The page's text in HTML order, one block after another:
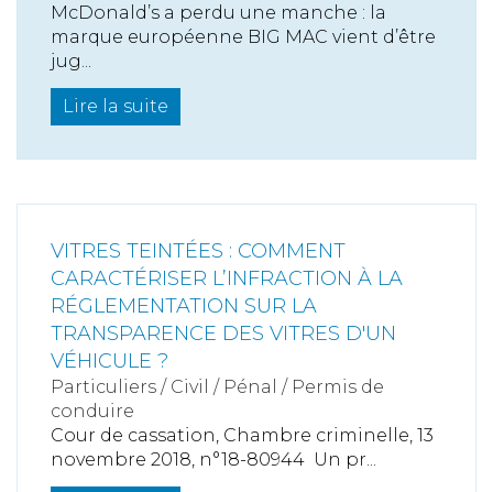
McDonald’s a perdu une manche : la
marque européenne BIG MAC vient d’être
jug...
Lire la suite
VITRES TEINTÉES : COMMENT
CARACTÉRISER L’INFRACTION À LA
RÉGLEMENTATION SUR LA
TRANSPARENCE DES VITRES D'UN
VÉHICULE ?
Particuliers / Civil / Pénal / Permis de
conduire
Cour de cassation, Chambre criminelle, 13
novembre 2018, n°18-80944 Un pr...